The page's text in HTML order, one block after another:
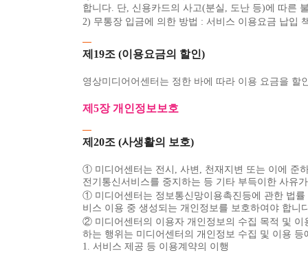
합니다. 단, 신용카드의 사고(분실, 도난 등)에 따른
2) 무통장 입금에 의한 방법 : 서비스 이용요금 납입
제19조 (이용요금의 할인)
영상미디어어센터는 정한 바에 따라 이용 요금을 할
제5장 개인정보보호
제20조 (사생활의 보호)
① 미디어센터는 전시, 사변, 천재지변 또는 이에 준
전기통신서비스를 중지하는 등 기타 부득이한 사유
① 미디어센터는 정보통신망이용촉진등에 관한 법
비스 이용 중 생성되는 개인정보를 보호하여야 합니
② 미디어센터의 이용자 개인정보의 수집 목적 및 이
하는 행위는 미디어센터의 개인정보 수집 및 이용
1. 서비스 제공 등 이용계약의 이행